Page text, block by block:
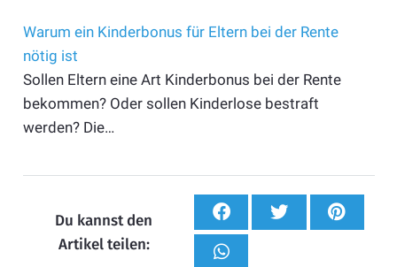
Warum ein Kinderbonus für Eltern bei der Rente
nötig ist
Sollen Eltern eine Art Kinderbonus bei der Rente
bekommen? Oder sollen Kinderlose bestraft
werden? Die…
Du kannst den
Artikel teilen: